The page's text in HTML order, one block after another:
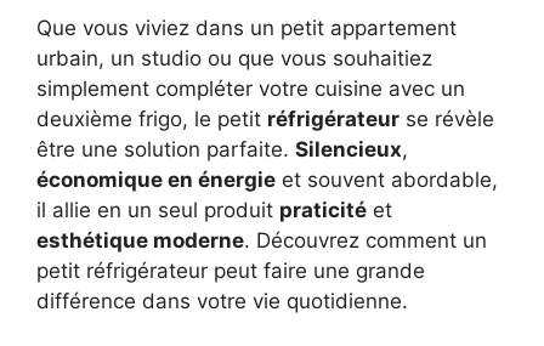
Que vous viviez dans un petit appartement
urbain, un studio ou que vous souhaitiez
simplement compléter votre cuisine avec un
deuxième frigo, le petit réfrigérateur se révèle
être une solution parfaite. Silencieux,
économique en énergie et souvent abordable,
il allie en un seul produit praticité et
esthétique moderne. Découvrez comment un
petit réfrigérateur peut faire une grande
différence dans votre vie quotidienne.